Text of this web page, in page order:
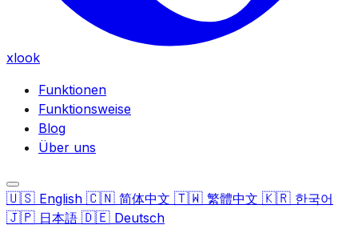
xlook
Funktionen
Funktionsweise
Blog
Über uns
🇺🇸 English 🇨🇳 简体中文 🇹🇼 繁體中文 🇰🇷 한국어
🇯🇵 日本語 🇩🇪 Deutsch